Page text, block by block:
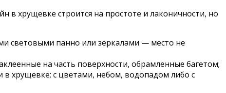
хрущевке строится на простоте и лаконичности, но
световыми панно или зеркалами — место не
на часть поверхности, обрамленные багетом;
в хрущевке; с цветами, небом, водопадом либо с